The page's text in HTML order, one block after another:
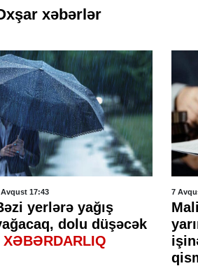
xəbərlər
Avqust 17:43
yerlərə yağış
dolu düşəcək
XƏBƏRDARLIQ
7